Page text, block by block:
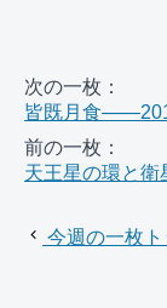
次の一枚：
皆既月食
前の一枚：
天王星の環と衛
今週の一枚